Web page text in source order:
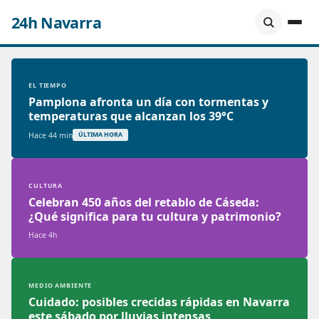
24h Navarra
EL TIEMPO
Pamplona afronta un día con tormentas y
temperaturas que alcanzan los 39°C
Hace 44 min ÚLTIMA HORA
CULTURA
Celebran 450 años del retablo de Cáseda:
¿Qué significa para tu cultura y patrimonio?
Hace 4h
MEDIO AMBIENTE
Cuidado: posibles crecidas rápidas en Navarra